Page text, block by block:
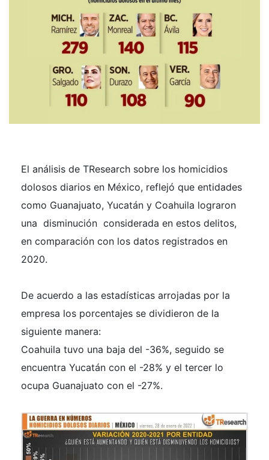
El análisis de TResearch sobre los homicidios
dolosos diarios en México, reflejó que entidades
como Guanajuato, Yucatán y Coahuila lograron
una disminución considerada en estos delitos,
en comparación con los datos registrados en
2020.
De acuerdo a las estadísticas arrojadas por la
empresa los porcentajes se dividieron de la
siguiente manera:
Coahuila tuvo una baja del -36%, seguido se
encuentra Yucatán con el -28% y el tercer lo
ocupa Guanajuato con el -27%.